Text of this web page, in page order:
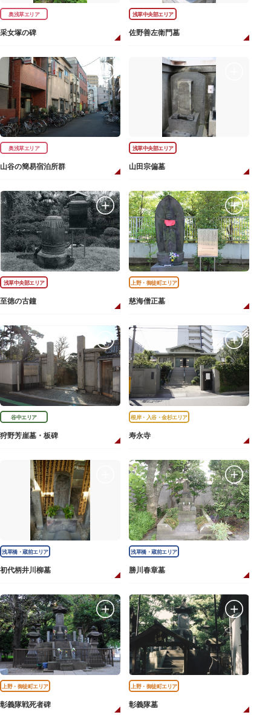
奥浅草エリア
采女塚の碑
浅草中央部エリア
佐野善左衛門墓
奥浅草エリア
山谷の簡易宿泊所群
浅草中央部エリア
山田宗偏墓
浅草中央部エリア
至徳の古鐘
上野・御徒町エリア
慈海僧正墓
谷中エリア
狩野芳崖墓・板碑
根岸・入谷・金杉エリア
寿永寺
浅草橋・蔵前エリア
初代柄井川柳墓
浅草橋・蔵前エリア
勝川春章墓
上野・御徒町エリア
彰義隊戦死者碑
上野・御徒町エリア
彰義隊墓